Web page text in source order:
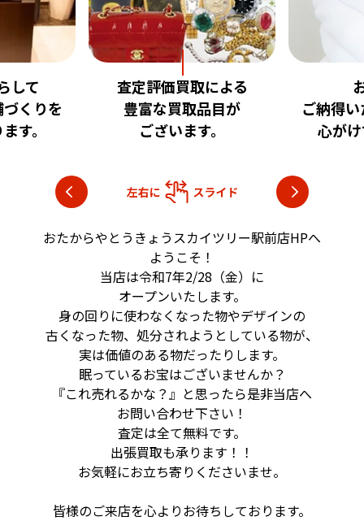
を
査定評価買取による
豊富な買取品目が
ございます。
お客様
ご納得いただ
心がけてお
おたからやとうきょうスカイツリー駅前店HPへ
ようこそ！
当店は令和7年2/28（金）に
オープンいたします。
身の回りに使わなくなった物やデザインの
古くなった物、 処分されようとしている物が、
実は価値のある物だったりします。
眠っているお宝はございませんか？
『これ売れるかな？』と思ったら是非当店へ
お問い合わせ下さい！
査定は全て無料です。
出張買取も承ります！！
お気軽にお立ち寄りくださいませ。
皆様のご来店を心よりお待ちしております。